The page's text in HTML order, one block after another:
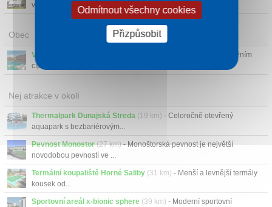
východního souse...
Obec
Veľký Meder
- Město Velký Meder dříve Čalovo se nachází v jižním
cípě Západního ...
Nej atrakce v okolí
Thermalpark Dunajská Streda (19 km) - Celoročně otevřený
aquapark s bezbariérovým...
Pevnost Monostor(27 km)- Monoštorská pevnost je největší
novodobou pevností ve ...
Termální koupaliště Horné Saliby (31 km) - Menší a levnější termály
kousek od...
Sportovní areál x-bionic sphere (39 km) - Moderní sportovní
Odmítnout všechny cookies
Přizpůsobit